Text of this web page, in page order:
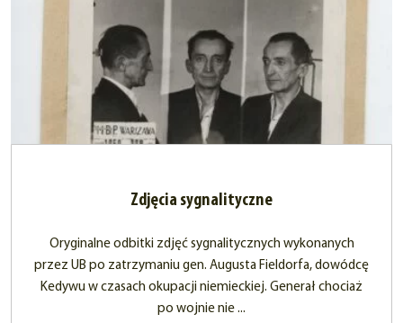
Zdjęcia sygnalityczne
Oryginalne odbitki zdjęć sygnalitycznych wykonanych
przez UB po zatrzymaniu gen. Augusta Fieldorfa, dowódcę
Kedywu w czasach okupacji niemieckiej. Generał chociaż
po wojnie nie ...